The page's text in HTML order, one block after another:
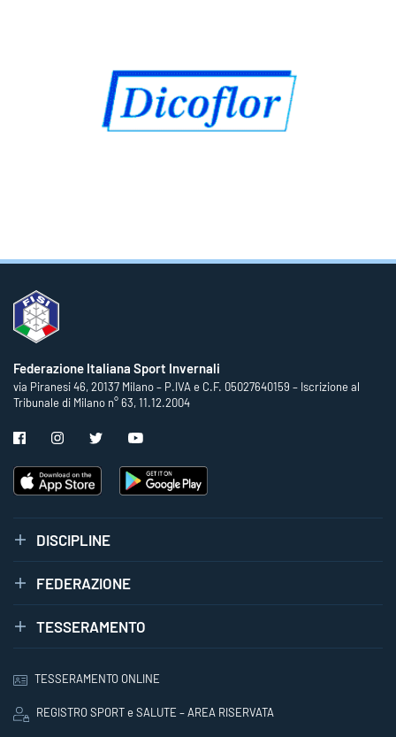
Federazione Italiana Sport Invernali
via Piranesi 46, 20137 Milano – P.IVA e C.F. 05027640159 – Iscrizione al
Tribunale di Milano n° 63, 11.12.2004
DISCIPLINE
FEDERAZIONE
TESSERAMENTO
TESSERAMENTO ONLINE
REGISTRO SPORT e SALUTE – AREA RISERVATA